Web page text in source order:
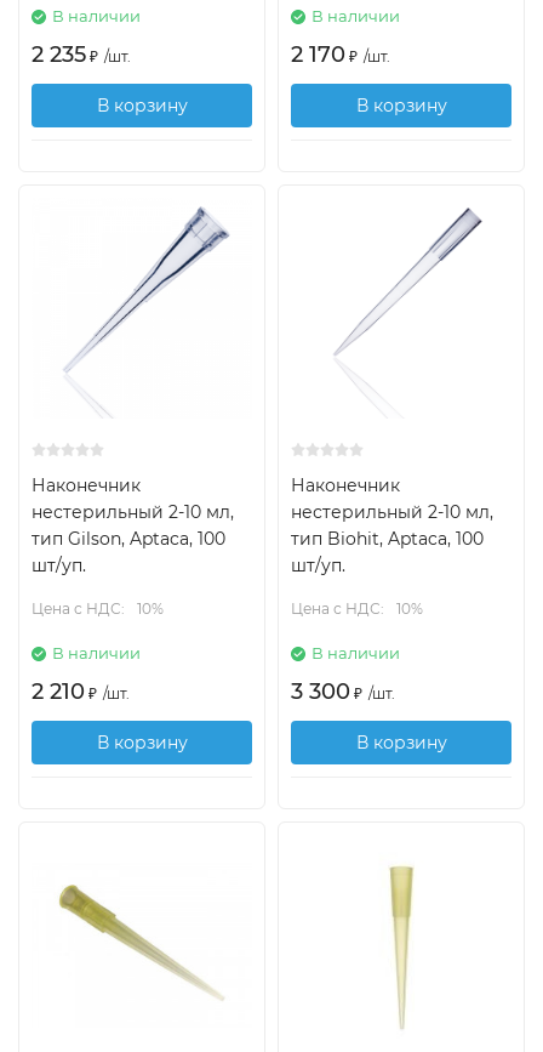
В наличии
2 235 ₽ /шт.
В корзину
В наличии
2 170 ₽ /шт.
В корзину
Наконечник
нестерильный 2-10 мл,
тип Gilson, Aptaca, 100
шт/уп.
Цена с НДС: 10%
В наличии
2 210 ₽ /шт.
В корзину
Наконечник
нестерильный 2-10 мл,
тип Biohit, Aptaca, 100
шт/уп.
Цена с НДС: 10%
В наличии
3 300 ₽ /шт.
В корзину